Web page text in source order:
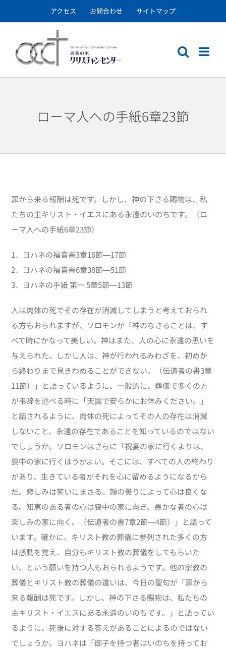
to
アクセス お問合わせ サイトマップ
ローマ人への手紙6章23節
罪から来る報酬は死です。しかし、神の下さる賜物は、私
たちの主キリスト・イエスにある永遠のいのちです。（ロ
ーマ人への手紙6章23節）
1．ヨハネの福音書3章16節―17節
2．ヨハネの福音書6章38節―51節
3．ヨハネの手紙 第一 5章5節―13節
人は肉体の死でその存在が消滅してしまうと考えておられ
る方もおられますが、ソロモンが「神のなさることは、す
べて時にかなって美しい。神はまた、人の心に永遠の思いを
与えられた。しかし人は、神が行われるみわざを、初めか
ら終わりまで見きわめることができない。（伝道者の書3章
11節）」と語っているように、一般的に、葬儀で多くの方
が弔辞を述べる時に「天国で安らかにお休みください。」
と話されるように、肉体の死によってその人の存在は消滅
しないこと、永遠の存在であることを知っているのではない
でしょうか。ソロモンはさらに「祝宴の家に行くよりは、
喪中の家に行くほうがよい。そこには、すべての人の終わり
があり、生きている者がそれを心に留めるようになるから
だ。悲しみは笑いにまさる。顔の曇りによって心は良くな
る。知恵のある者の心は喪中の家に向き、愚かな者の心は
楽しみの家に向く。（伝道者の書7章2節―4節）」と語って
います。確かに、キリスト教の葬儀に参列された多くの方
は感動を覚え、自分もキリスト教の葬儀をしてもらいた
い、という願いを持つ人もおられるようです。他の宗教の
葬儀とキリスト教の葬儀の違いは、今日の聖句が「罪から
来る報酬は死です。しかし、神の下さる賜物は、私たちの
主キリスト・イエスにある永遠のいのちです。」と語ってい
るように、死後に対する答えがあることによるのではない
でしょうか。ヨハネは「御子を持つ者はいのちを持ってお